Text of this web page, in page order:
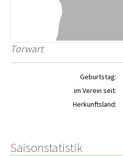
Torwart
Geburtstag:
im Verein seit:
Herkunftsland:
Saisonstatistik